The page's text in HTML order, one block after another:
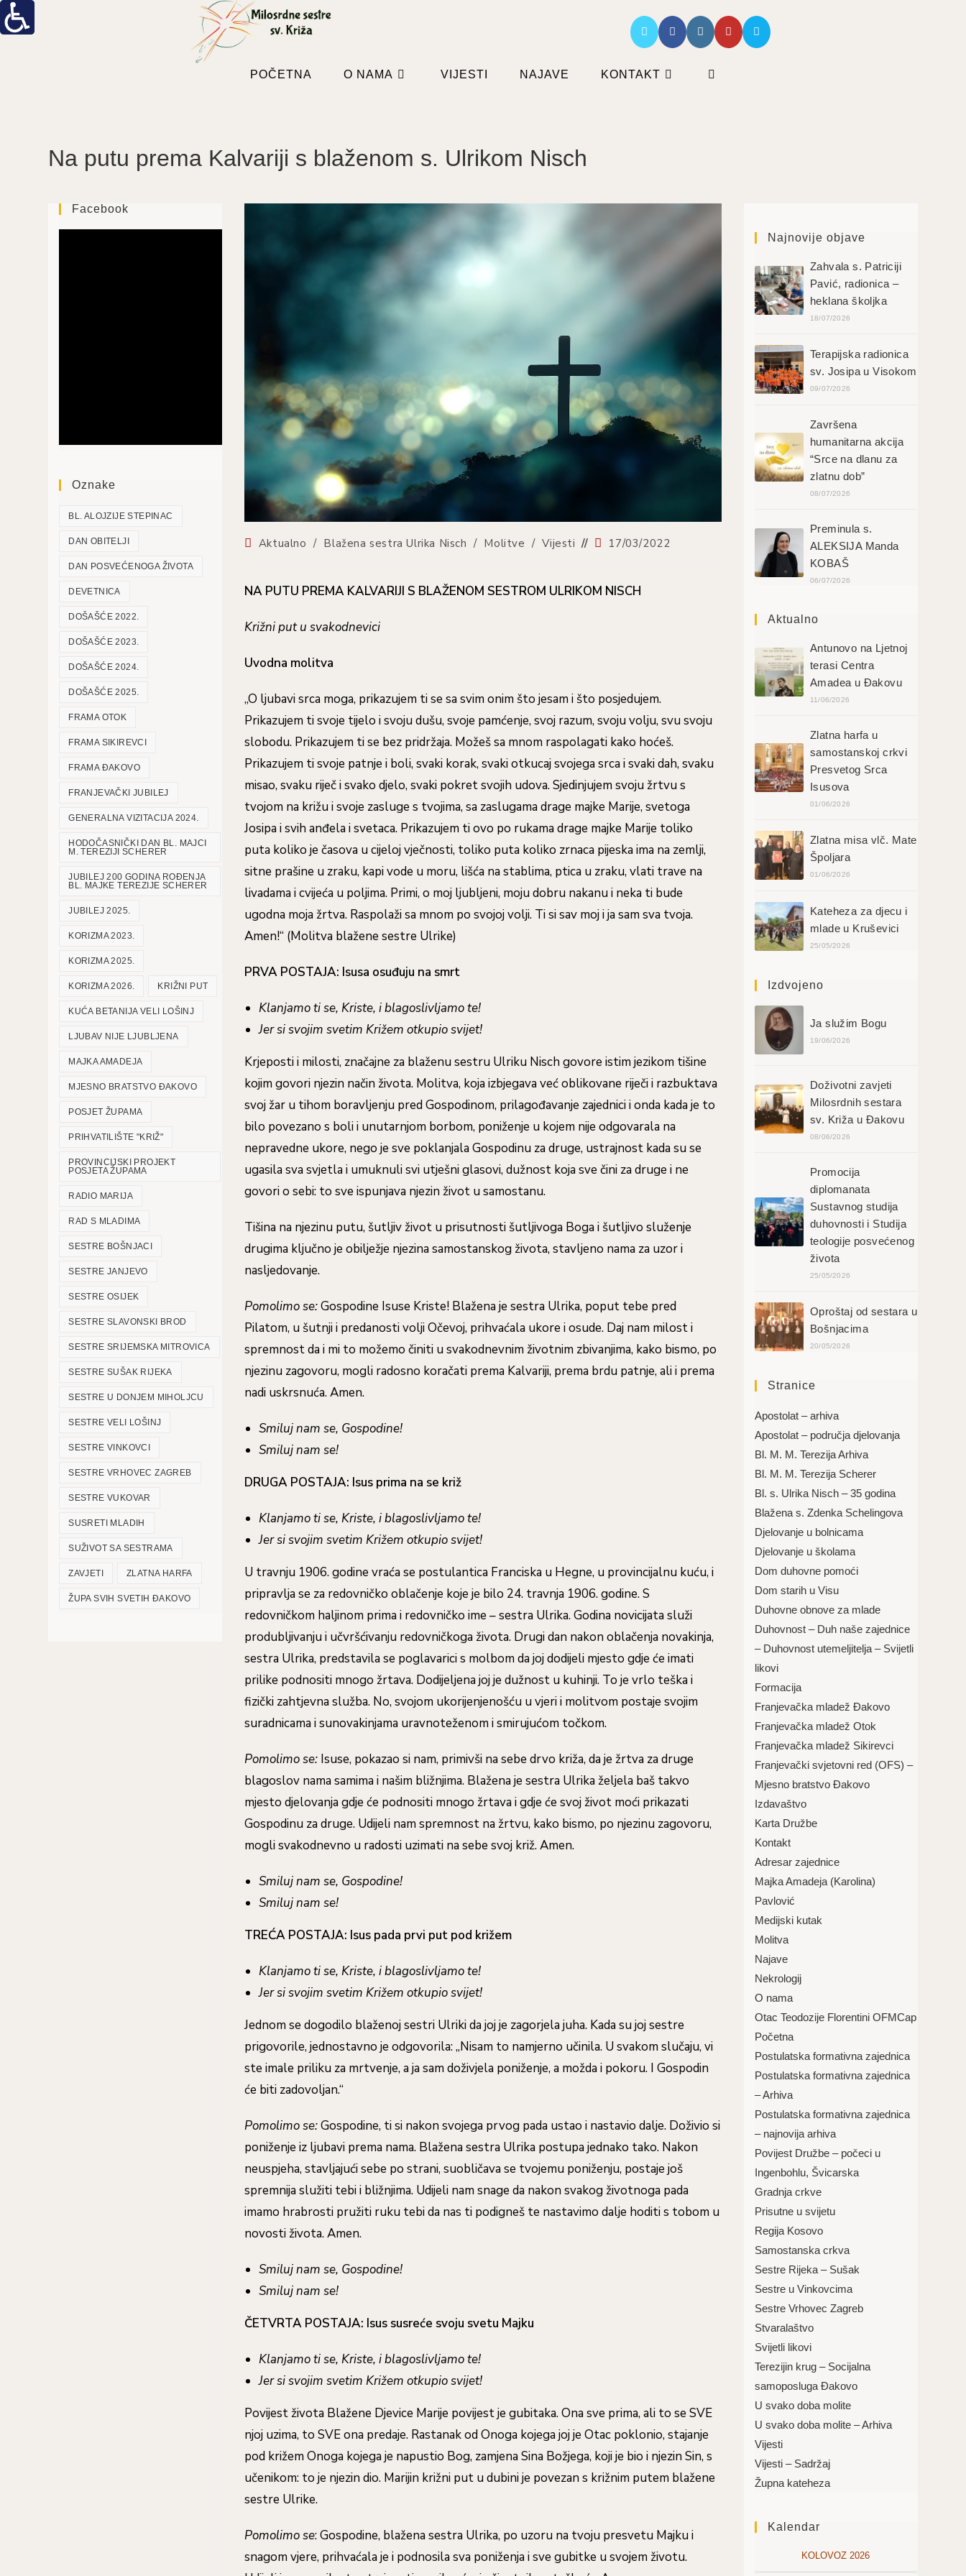
POČETNA O NAMA VIJESTI NAJAVE KONTAKT
Na putu prema Kalvariji s blaženom s. Ulrikom Nisch
Aktualno / Blažena sestra Ulrika Nisch / Molitve / Vijesti 17/03/2022
NA PUTU PREMA KALVARIJI S BLAŽENOM SESTROM ULRIKOM NISCH
Križni put u svakodnevici
Uvodna molitva
„O ljubavi srca moga, prikazujem ti se sa svim onim što jesam i što posjedujem.
Prikazujem ti svoje tijelo i svoju dušu, svoje pamćenje, svoj razum, svoju volju, svu svoju
slobodu. Prikazujem ti se bez pridržaja. Možeš sa mnom raspolagati kako hoćeš.
Prikazujem ti svoje patnje i boli, svaki korak, svaki otkucaj svojega srca i svaki dah, svaku
misao, svaku riječ i svako djelo, svaki pokret svojih udova. Sjedinjujem svoju žrtvu s
tvojom na križu i svoje zasluge s tvojima, sa zaslugama drage majke Marije, svetoga
Josipa i svih anđela i svetaca. Prikazujem ti ovo po rukama drage majke Marije toliko
puta koliko je časova u cijeloj vječnosti, toliko puta koliko zrnaca pijeska ima na zemlji,
sitne prašine u zraku, kapi vode u moru, lišća na stablima, ptica u zraku, vlati trave na
livadama i cvijeća u poljima. Primi, o moj ljubljeni, moju dobru nakanu i neka ti bude
ugodna moja žrtva. Raspolaži sa mnom po svojoj volji. Ti si sav moj i ja sam sva tvoja.
Amen!“ (Molitva blažene sestre Ulrike)
PRVA POSTAJA: Isusa osuđuju na smrt
Klanjamo ti se, Kriste, i blagoslivljamo te!
Jer si svojim svetim Križem otkupio svijet!
Krjeposti i milosti, značajne za blaženu sestru Ulriku Nisch govore istim jezikom tišine
kojim govori njezin način života. Molitva, koja izbjegava već oblikovane riječi i razbuktava
svoj žar u tihom boravljenju pred Gospodinom, prilagođavanje zajednici i onda kada je to
bilo povezano s boli i unutarnjom borbom, poniženje u kojem nije odgovarala na
nepravedne ukore, nego je sve poklanjala Gospodinu za druge, ustrajnost kada su se
ugasila sva svjetla i umuknuli svi utješni glasovi, dužnost koja sve čini za druge i ne
govori o sebi: to sve ispunjava njezin život u samostanu.
Tišina na njezinu putu, šutljiv život u prisutnosti šutljivoga Boga i šutljivo služenje
drugima ključno je obilježje njezina samostanskog života, stavljeno nama za uzor i
nasljedovanje.
Pomolimo se:Gospodine Isuse Kriste! Blažena je sestra Ulrika, poput tebe pred
Pilatom, u šutnji i predanosti volji Očevoj, prihvaćala ukore i osude. Daj nam milost i
spremnost da i mi to možemo činiti u svakodnevnim životnim zbivanjima, kako bismo, po
njezinu zagovoru, mogli radosno koračati prema Kalvariji, prema brdu patnje, ali i prema
nadi uskrsnuća. Amen.
Smiluj nam se, Gospodine!
Smiluj nam se!
DRUGA POSTAJA: Isus prima na se križ
Klanjamo ti se, Kriste, i blagoslivljamo te!
Jer si svojim svetim Križem otkupio svijet!
U travnju 1906. godine vraća se postulantica Franciska u Hegne, u provincijalnu kuću, i
pripravlja se za redovničko oblačenje koje je bilo 24. travnja 1906. godine. S
redovničkom haljinom prima i redovničko ime – sestra Ulrika. Godina novicijata služi
produbljivanju i učvršćivanju redovničkoga života. Drugi dan nakon oblačenja novakinja,
sestra Ulrika, predstavila se poglavarici s molbom da joj dodijeli mjesto gdje će imati
prilike podnositi mnogo žrtava. Dodijeljena joj je dužnost u kuhinji. To je vrlo teška i
fizički zahtjevna služba. No, svojom ukorijenjenošću u vjeri i molitvom postaje svojim
suradnicama i sunovakinjama uravnoteženom i smirujućom točkom.
Pomolimo se: Isuse, pokazao si nam, primivši na sebe drvo križa, da je žrtva za druge
blagoslov nama samima i našim bližnjima. Blažena je sestra Ulrika željela baš takvo
mjesto djelovanja gdje će podnositi mnogo žrtava i gdje će svoj život moći prikazati
Gospodinu za druge. Udijeli nam spremnost na žrtvu, kako bismo, po njezinu zagovoru,
mogli svakodnevno u radosti uzimati na sebe svoj križ. Amen.
Smiluj nam se, Gospodine!
Smiluj nam se!
TREĆA POSTAJA: Isus pada prvi put pod križem
Klanjamo ti se, Kriste, i blagoslivljamo te!
Jer si svojim svetim Križem otkupio svijet!
Jednom se dogodilo blaženoj sestri Ulriki da joj je zagorjela juha. Kada su joj sestre
prigovorile, jednostavno je odgovorila: „Nisam to namjerno učinila. U svakom slučaju, vi
ste imale priliku za mrtvenje, a ja sam doživjela poniženje, a možda i pokoru. I Gospodin
će biti zadovoljan.“
Pomolimo se:Gospodine, ti si nakon svojega prvog pada ustao i nastavio dalje. Doživio si
poniženje iz ljubavi prema nama. Blažena sestra Ulrika postupa jednako tako. Nakon
neuspjeha, stavljajući sebe po strani, suobličava se tvojemu poniženju, postaje još
spremnija služiti tebi i bližnjima. Udijeli nam snage da nakon svakog životnoga pada
imamo hrabrosti pružiti ruku tebi da nas ti podigneš te nastavimo dalje hoditi s tobom u
novosti života. Amen.
Smiluj nam se, Gospodine!
Smiluj nam se!
ČETVRTA POSTAJA: Isus susreće svoju svetu Majku
Klanjamo ti se, Kriste, i blagoslivljamo te!
Jer si svojim svetim Križem otkupio svijet!
Povijest života Blažene Djevice Marije povijest je gubitaka. Ona sve prima, ali to se SVE
njoj uzima, to SVE ona predaje. Rastanak od Onoga kojega joj je Otac poklonio, stajanje
pod križem Onoga kojega je napustio Bog, zamjena Sina Božjega, koji je bio i njezin Sin, s
učenikom: to je njezin dio. Marijin križni put u dubini je povezan s križnim putem blažene
sestre Ulrike.
Pomolimo se: Gospodine, blažena sestra Ulrika, po uzoru na tvoju presvetu Majku i
snagom vjere, prihvaćala je i podnosila sva poniženja i sve gubitke u svojem životu.
Facebook
Oznake
BL. ALOJZIJE STEPINAC
DAN OBITELJI
DAN POSVEĆENOGA ŽIVOTA
DEVETNICA
DOŠAŠĆE 2022.
DOŠAŠĆE 2023.
DOŠAŠĆE 2024.
DOŠAŠĆE 2025.
FRAMA OTOK
FRAMA SIKIREVCI
FRAMA ĐAKOVO
FRANJEVAČKI JUBILEJ
GENERALNA VIZITACIJA 2024.
HODOČASNIČKI DAN BL. MAJCI
M. TEREZIJI SCHERER
JUBILEJ 200 GODINA ROĐENJA
BL. MAJKE TEREZIJE SCHERER
JUBILEJ 2025.
KORIZMA 2023.
KORIZMA 2025.
KORIZMA 2026. KRIŽNI PUT
KUĆA BETANIJA VELI LOŠINJ
LJUBAV NIJE LJUBLJENA
MAJKA AMADEJA
MJESNO BRATSTVO ĐAKOVO
POSJET ŽUPAMA
PRIHVATILIŠTE "KRIŽ"
PROVINCIJSKI PROJEKT
POSJETA ŽUPAMA
RADIO MARIJA
RAD S MLADIMA
SESTRE BOŠNJACI
SESTRE JANJEVO
SESTRE OSIJEK
SESTRE SLAVONSKI BROD
SESTRE SRIJEMSKA MITROVICA
SESTRE SUŠAK RIJEKA
SESTRE U DONJEM MIHOLJCU
SESTRE VELI LOŠINJ
SESTRE VINKOVCI
SESTRE VRHOVEC ZAGREB
SESTRE VUKOVAR
SUSRETI MLADIH
SUŽIVOT SA SESTRAMA
ZAVJETI ZLATNA HARFA
ŽUPA SVIH SVETIH ĐAKOVO
Najnovije objave
Zahvala s. Patriciji
Pavić, radionica –
heklana školjka
18/07/2026
Terapijska radionica
sv. Josipa u Visokom
09/07/2026
Završena
humanitarna akcija
“Srce na dlanu za
zlatnu dob”
08/07/2026
Preminula s.
ALEKSIJA Manda
KOBAŠ
06/07/2026
Aktualno
Antunovo na Ljetnoj
terasi Centra
Amadea u Đakovu
11/06/2026
Zlatna harfa u
samostanskoj crkvi
Presvetog Srca
Isusova
01/06/2026
Zlatna misa vlč. Mate
Špoljara
01/06/2026
Kateheza za djecu i
mlade u Kruševici
25/05/2026
Izdvojeno
Ja služim Bogu
19/06/2026
Doživotni zavjeti
Milosrdnih sestara
sv. Križa u Đakovu
08/06/2026
Promocija
diplomanata
Sustavnog studija
duhovnosti i Studija
teologije posvećenog
života
25/05/2026
Oproštaj od sestara u
Bošnjacima
20/05/2026
Stranice
Apostolat – arhiva
Apostolat – područja djelovanja
Bl. M. M. Terezija Arhiva
Bl. M. M. Terezija Scherer
Bl. s. Ulrika Nisch – 35 godina
Blažena s. Zdenka Schelingova
Djelovanje u bolnicama
Djelovanje u školama
Dom duhovne pomoći
Dom starih u Visu
Duhovne obnove za mlade
Duhovnost – Duh naše zajednice
– Duhovnost utemeljitelja – Svijetli
likovi
Formacija
Franjevačka mladež Đakovo
Franjevačka mladež Otok
Franjevačka mladež Sikirevci
Franjevački svjetovni red (OFS) –
Mjesno bratstvo Đakovo
Izdavaštvo
Karta Družbe
Kontakt
Adresar zajednice
Majka Amadeja (Karolina)
Pavlović
Medijski kutak
Molitva
Najave
Nekrologij
O nama
Otac Teodozije Florentini OFMCap
Početna
Postulatska formativna zajednica
Postulatska formativna zajednica
– Arhiva
Postulatska formativna zajednica
– najnovija arhiva
Povijest Družbe – počeci u
Ingenbohlu, Švicarska
Gradnja crkve
Prisutne u svijetu
Regija Kosovo
Samostanska crkva
Sestre Rijeka – Sušak
Sestre u Vinkovcima
Sestre Vrhovec Zagreb
Stvaralaštvo
Svijetli likovi
Terezijin krug – Socijalna
samoposluga Đakovo
U svako doba molite
U svako doba molite – Arhiva
Vijesti
Vijesti – Sadržaj
Župna kateheza
Kalendar
KOLOVOZ 2026